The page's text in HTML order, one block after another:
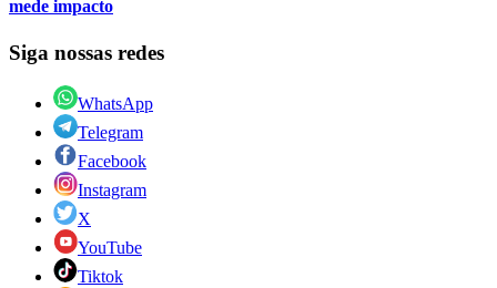
mede impacto
Siga nossas redes
WhatsApp
Telegram
Facebook
Instagram
X
YouTube
Tiktok